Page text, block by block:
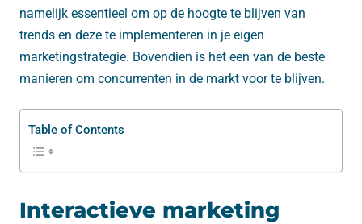
namelijk essentieel om op de hoogte te blijven van
trends en deze te implementeren in je eigen
marketingstrategie. Bovendien is het een van de beste
manieren om concurrenten in de markt voor te blijven.
Table of Contents
Interactieve marketing